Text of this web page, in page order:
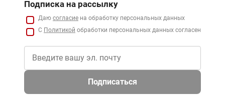
Подписка на рассылку
Даю согласие на обработку персональных данных
С Политикой обработки персональных данных согласен
Подписаться